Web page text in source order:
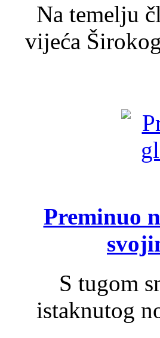
Na temelju
vijeća
Preminuo
S tugom
istaknutog